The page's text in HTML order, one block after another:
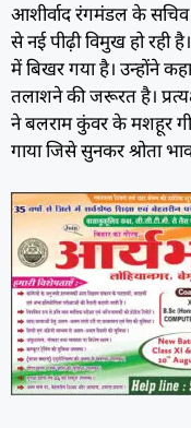
आशीर्वाद रंगमंडल के
से नई पीढ़ी विमुख हो रही
में बिखर गया है। उन्होंने
तलाशने की जरूरत है।
ने बलराम कुंवर के मशहूर
गाया जिसे सुनकर श्रोता